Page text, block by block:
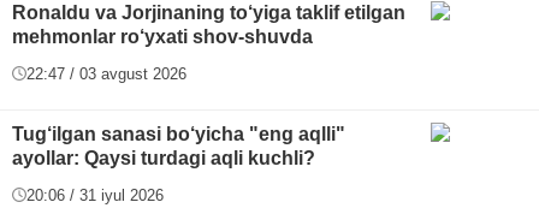
Ronaldu va Jorjinaning to‘yiga taklif etilgan
mehmonlar ro‘yxati shov-shuvda
22:47 / 03 avgust 2026
Tug‘ilgan sanasi bo‘yicha "eng aqlli"
ayollar: Qaysi turdagi aqli kuchli?
20:06 / 31 iyul 2026